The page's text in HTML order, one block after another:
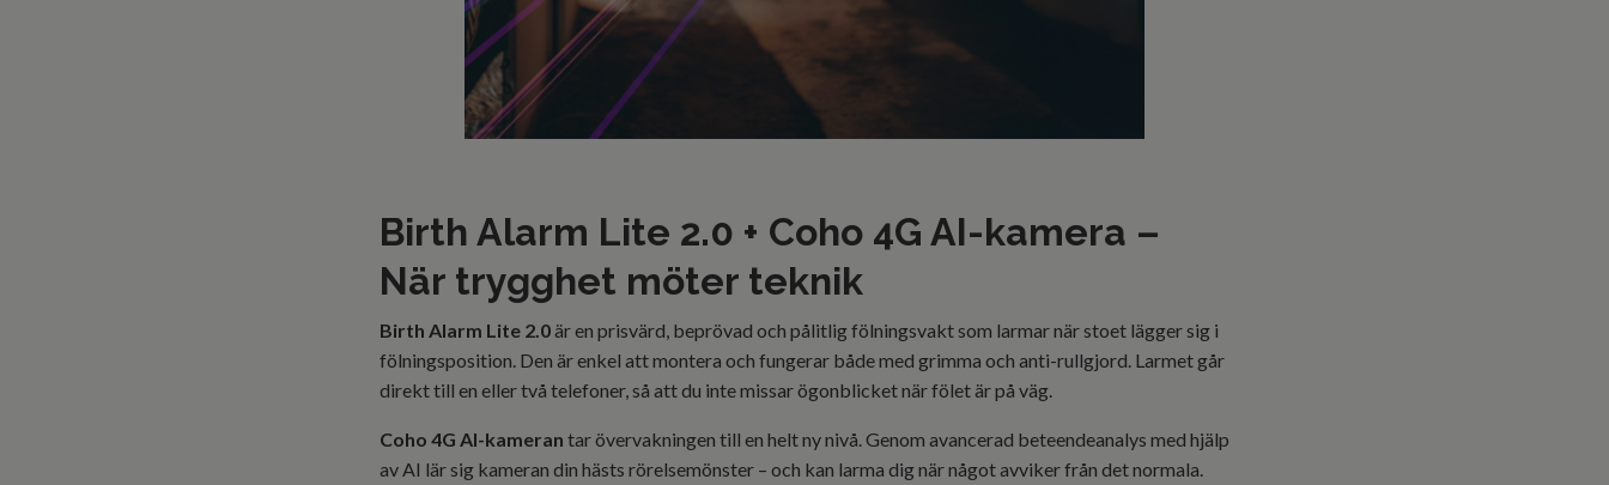
Birth Alarm Lite 2.0 + Coho 4G AI-kamera –
När trygghet möter teknik
Birth Alarm Lite 2.0är en prisvärd, beprövad och pålitlig fölningsvakt som larmar när stoet lägger sig i
fölningsposition. Den är enkel att montera och fungerar både med grimma och anti-rullgjord. Larmet går
direkt till en eller två telefoner, så att du inte missar ögonblicket när fölet är på väg.
Coho 4G AI-kameran tar övervakningen till en helt ny nivå. Genom avancerad beteendeanalys med hjälp
av AI lär sig kameran din hästs rörelsemönster – och kan larma dig när något avviker från det normala.